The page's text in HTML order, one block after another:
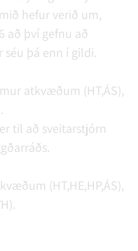
hefur verið um,
að því gefnu að
þá enn í gildi.
atkvæðum (HT,ÁS),
til að sveitarstjórn
(HT,HE,HP,ÁS),